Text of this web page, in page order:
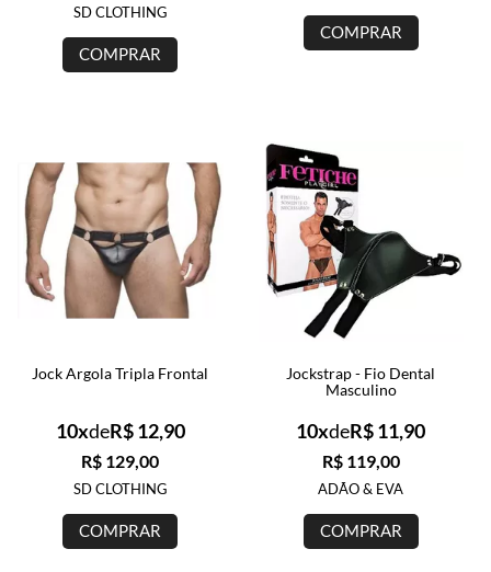
SD CLOTHING
COMPRAR
COMPRAR
Jock Argola Tripla Frontal
R$ 129,00
10xdeR$ 12,90
SD CLOTHING
COMPRAR
Jockstrap - Fio Dental
Masculino
R$ 119,00
10xdeR$ 11,90
ADÃO & EVA
COMPRAR